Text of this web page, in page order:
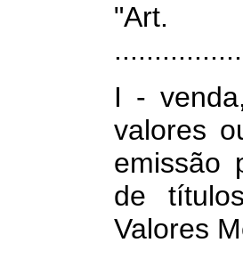
I -
valores
emissão
de
Valores